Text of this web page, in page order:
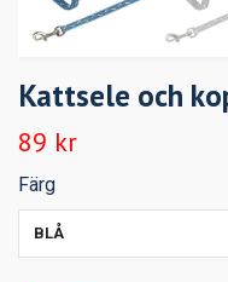
Kattsele och
89 kr
Färg
BLÅ